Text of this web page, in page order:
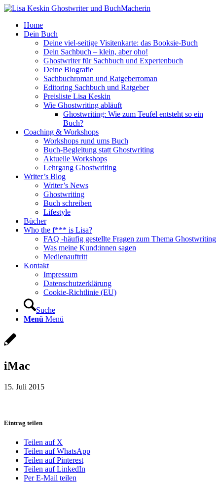
Home
Dein Buch
Deine viel-seitige Visitenkarte: das Booksie-Buch
Dein Sachbuch – klein, aber oho!
Ghostwriter für Sachbuch und Expertenbuch
Deine Biografie
Sachbuchroman und Ratgeberroman
Editoring Sachbuch und Ratgeber
Preisliste Lisa Keskin
Wie Ghostwriting abläuft
Ghostwriting: Wie zum Teufel entsteht so ein
Buch?
Coaching & Workshops
Workshops rund ums Buch
Buch-Begleitung statt Ghostwriting
Aktuelle Workshops
Lehrgang Ghostwriting
Writer’s Blog
Writer’s News
Ghostwriting
Buch schreiben
Lifestyle
Bücher
Who the f*** is Lisa?
FAQ -häufig gestellte Fragen zum Thema Ghostwriting
Was meine Kund:innen sagen
Medienauftritt
Kontakt
Impressum
Datenschutzerklärung
Cookie-Richtlinie (EU)
Suche
Menü Menü
iMac
15. Juli 2015
Eintrag teilen
Teilen auf X
Teilen auf WhatsApp
Teilen auf Pinterest
Teilen auf LinkedIn
Per E-Mail teilen